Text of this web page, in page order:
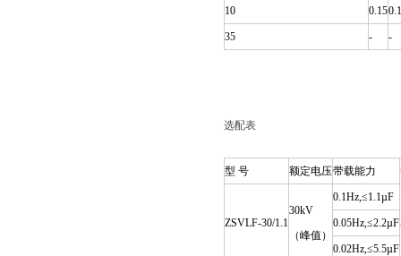
10 0.15
35 - -
选配表
型 号 额定电压带载能力
ZSVLF-30/1.1
30kV
（峰值）
0.1Hz,≤1.1µF
0.05Hz,≤2.2µF
0.02Hz,≤5.5µF